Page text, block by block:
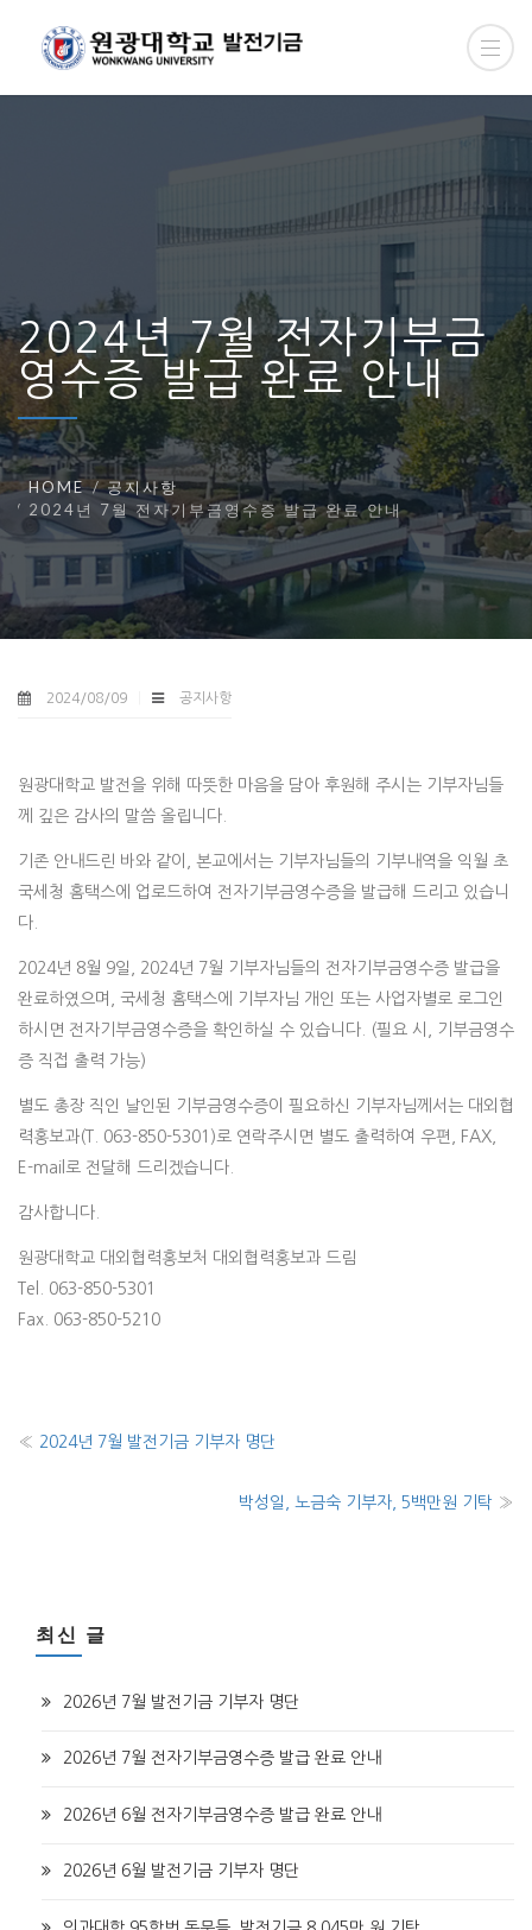
2024년 7월 전자기부금
영수증 발급 완료 안내
HOME
공지사항
2024년 7월 전자기부금영수증 발급 완료 안내
2024/08/09 공지사항
원광대학교 발전을 위해 따뜻한 마음을 담아 후원해 주시는 기부자님들
께 깊은 감사의 말씀 올립니다.
기존 안내드린 바와 같이, 본교에서는 기부자님들의 기부내역을 익월 초
국세청 홈택스에 업로드하여 전자기부금영수증을 발급해 드리고 있습니
다.
2024년 8월 9일, 2024년 7월 기부자님들의 전자기부금영수증 발급을
완료하였으며, 국세청 홈택스에 기부자님 개인 또는 사업자별로 로그인
하시면 전자기부금영수증을 확인하실 수 있습니다. (필요 시, 기부금영수
증 직접 출력 가능)
별도 총장 직인 날인된 기부금영수증이 필요하신 기부자님께서는 대외협
력홍보과(T. 063-850-5301)로 연락주시면 별도 출력하여 우편, FAX,
E-mail로 전달해 드리겠습니다.
감사합니다.
원광대학교 대외협력홍보처 대외협력홍보과 드림
Tel. 063-850-5301
Fax. 063-850-5210
« 2024년 7월 발전기금 기부자 명단
박성일, 노금숙 기부자, 5백만원 기탁 »
최신 글
2026년 7월 발전기금 기부자 명단
2026년 7월 전자기부금영수증 발급 완료 안내
2026년 6월 전자기부금영수증 발급 완료 안내
2026년 6월 발전기금 기부자 명단